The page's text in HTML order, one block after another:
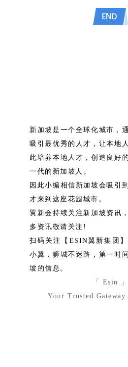
END
新加坡是一个全球化城市，
吸引最优秀的人才，让本地
此培养本地人才，创造良好
一代的新加坡人。
因此小编 相信新加坡会吸引
才来到这座花园城市。
翼新会持续关注新加坡资讯
多资讯敬请关注!
扫码关注【ESIN翼新集团
小翼，狮城不迷路，第一时
坡的信息。
「 Esin 」
Your Trusted Gateway